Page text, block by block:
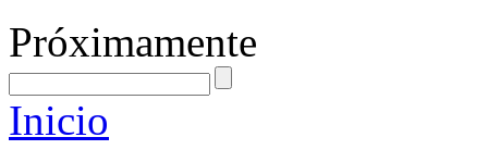
Próximamente
Inicio